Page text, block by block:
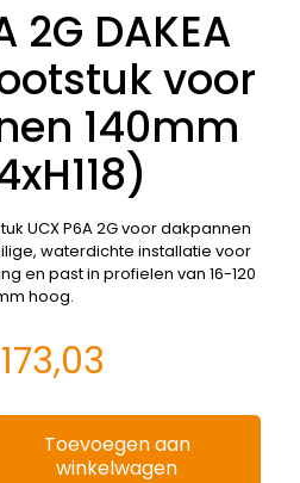
2G DAKEA
voor
140mm
UCX P6A 2G voor dakpannen
waterdichte installatie voor
en past in profielen van 16-120
hoog.
173,03
Toevoegen aan
winkelwagen